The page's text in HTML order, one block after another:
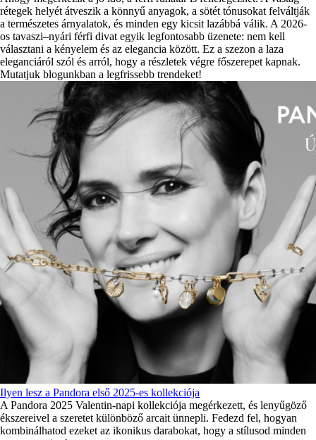
rétegek helyét átveszik a könnyű anyagok, a sötét tónusokat felváltják
a természetes árnyalatok, és minden egy kicsit lazábbá válik. A 2026-
os tavaszi–nyári férfi divat egyik legfontosabb üzenete: nem kell
választani a kényelem és az elegancia között. Ez a szezon a laza
eleganciáról szól és arról, hogy a részletek végre főszerepet kapnak.
Mutatjuk blogunkban a legfrissebb trendeket!
Ilyen lesz a Pandora első 2025-es kollekciója
A Pandora 2025 Valentin-napi kollekciója megérkezett, és lenyűgöző
ékszereivel a szeretet különböző arcait ünnepli. Fedezd fel, hogyan
kombinálhatod ezeket az ikonikus darabokat, hogy a stílusod minden